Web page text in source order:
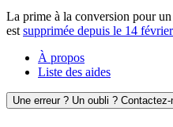
La prime à la conversion pour
est supprimée depuis le 14
À propos
Liste des aides
Une erreur ? Un oubli ? Contactez-